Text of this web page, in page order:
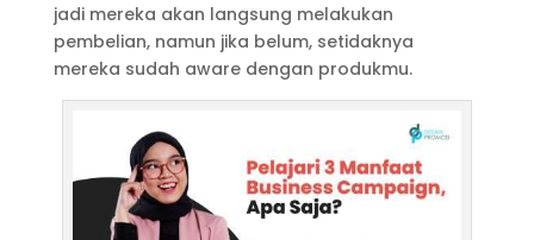
jadi mereka akan langsung melakukan
pembelian, namun jika belum, setidaknya
mereka sudah aware dengan produkmu.